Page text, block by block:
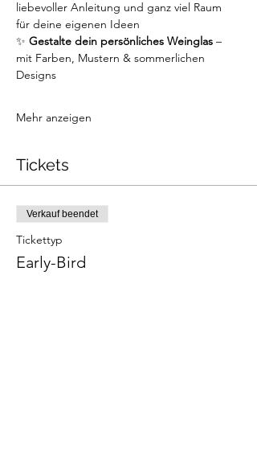
liebevoller Anleitung und ganz viel Raum
für deine eigenen Ideen
✨ Gestalte dein persönliches Weinglas –
mit Farben, Mustern & sommerlichen
Designs
Mehr anzeigen
Tickets
Verkauf beendet
Tickettyp
Early-Bird